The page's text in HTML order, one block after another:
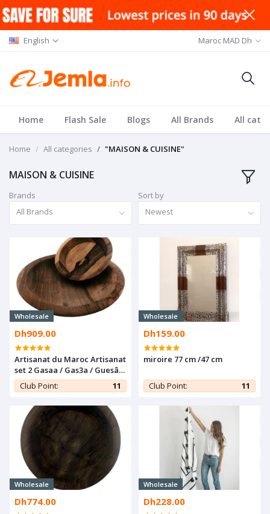
English Maroc MAD Dh
Home Flash Sale Blogs All Brands All
Home All categories "MAISON & CUISINE"
MAISON & CUISINE
Brands
All Brands
Sort by
Newest
Wholesale
Dh909.00
Artisanat du Maroc Artisanat
set 2 Gasaa / Gas3a / Guesâa
/ Plat à couscous en Bois de
noyer
Club Point: 11
Wholesale
Dh159.00
miroire 77 cm /47 cm
Club Point: 11
Wholesale
Dh774.00
Wholesale
Dh228.00